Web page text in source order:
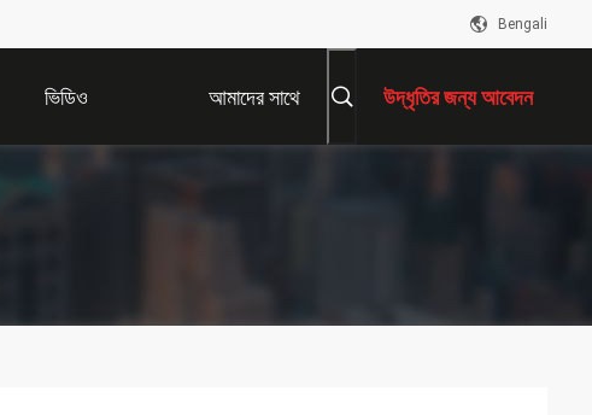
Bengali
ভিডিও আমাদের সাথে উদ্ধৃতির জন্য আবেদন